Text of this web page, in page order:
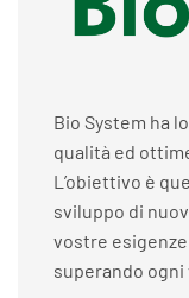
Bio System ha
qualità ed
L’obiettivo è
sviluppo di
vostre
superando